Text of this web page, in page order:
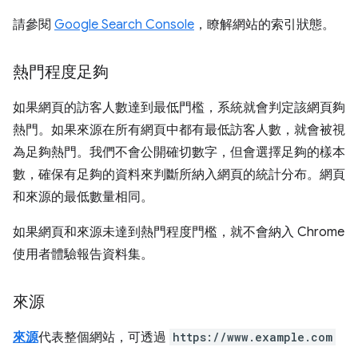
請參閱 Google Search Console ，瞭解網站的索引狀態。
熱門程度足夠
如果網頁的訪客人數達到最低門檻，系統就會判定該網頁夠
熱門。如果來源在所有網頁中都有最低訪客人數，就會被視
為足夠熱門。我們不會公開確切數字，但會選擇足夠的樣本
數，確保有足夠的資料來判斷所納入網頁的統計分布。網頁
和來源的最低數量相同。
如果網頁和來源未達到熱門程度門檻，就不會納入 Chrome
使用者體驗報告資料集。
來源
來源代表整個網站，可透過 https://www.example.com